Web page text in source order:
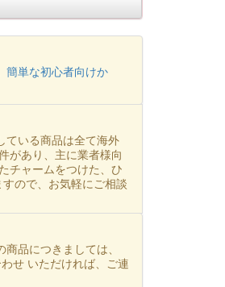
簡単な初心者向けか
ている商品は全て海外
があり、主に業者様向
チャームをつけた、ひ
ので、お気軽にご相談
品につきましては、
せ いただければ、ご連